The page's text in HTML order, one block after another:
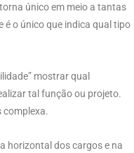
único em meio a tantas
é o único que indica qual tipo
mostrar qual
tal função ou projeto.
complexa.
horizontal dos cargos e na